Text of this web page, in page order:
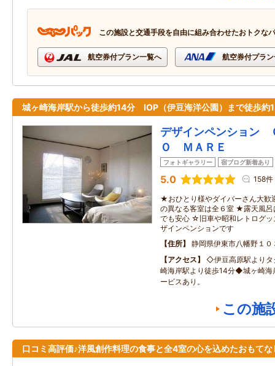
この施設と交通手段を自由に組み合わせたおトクな
航空券付プラン一覧へ 航空券付プラ
城ヶ崎海岸駅から徒歩約14分 IOP（伊豆海洋公園）まで徒歩約
デザインペンション
Ｏ ＭＡＲＥ
フォトギャラリー 宿ブログ新着あり
5.0 158件
★おひとり様やダイバーさん大
の異なる客室は全６室 ★露天風呂
でも安心 ☆旧車や昭和レトログッ
ザインペンションです
住所
静岡県伊東市八幡野１０
アクセス
◇伊豆高原駅より
崎海岸駅より徒歩14分◆城ヶ崎海
ービスあり。
この施
口コミ高評価♪洋風創作料理の食事と全4室の心を込めたおもてな